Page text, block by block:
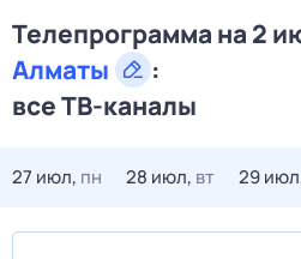
Телепрограмма на 2
Алматы
:
все ТВ-каналы
27 июл, пн 28 июл, вт 29